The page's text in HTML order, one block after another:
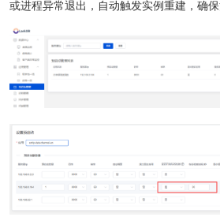
或进程异常退出，自动触发实例重建，确保